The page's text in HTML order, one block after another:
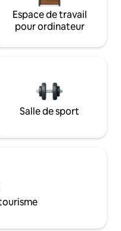
Espace de travail
pour ordinateur
Salle de sport